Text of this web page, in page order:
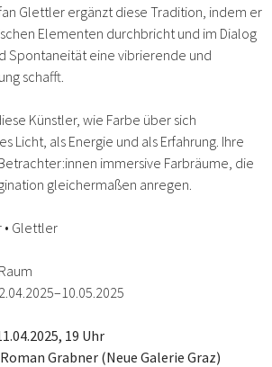
Glettler ergänzt diese Tradition, indem er
Elementen durchbricht und im Dialog
Spontaneität eine vibrierende und
schafft.​
Künstler, wie Farbe über sich
Licht, als Energie und als Erfahrung. Ihre
immersive Farbräume, die
gleichermaßen anregen.
• Glettler
19 Uhr
Grabner (Neue Galerie Graz)